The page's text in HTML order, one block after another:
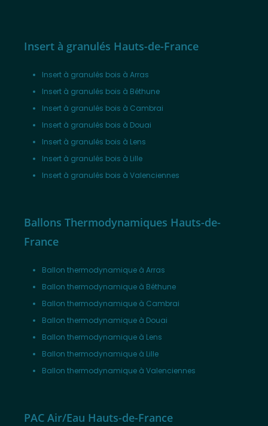
Insert à granulés Hauts-de-France
Insert à granulés bois à Arras
Insert à granulés bois à Béthune
Insert à granulés bois à Cambrai
Insert à granulés bois à Douai
Insert à granulés bois à Lens
Insert à granulés bois à Lille
Insert à granulés bois à Valenciennes
Ballons Thermodynamiques Hauts-de-
France
Ballon thermodynamique à Arras
Ballon thermodynamique à Béthune
Ballon thermodynamique à Cambrai
Ballon thermodynamique à Douai
Ballon thermodynamique à Lens
Ballon thermodynamique à Lille
Ballon thermodynamique à Valenciennes
PAC Air/Eau Hauts-de-France